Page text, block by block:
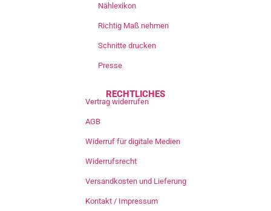
Nählexikon
Richtig Maß nehmen
Schnitte drucken
Presse
RECHTLICHES
Vertrag widerrufen
AGB
Widerruf für digitale Medien
Widerrufsrecht
Versandkosten und Lieferung
Kontakt / Impressum